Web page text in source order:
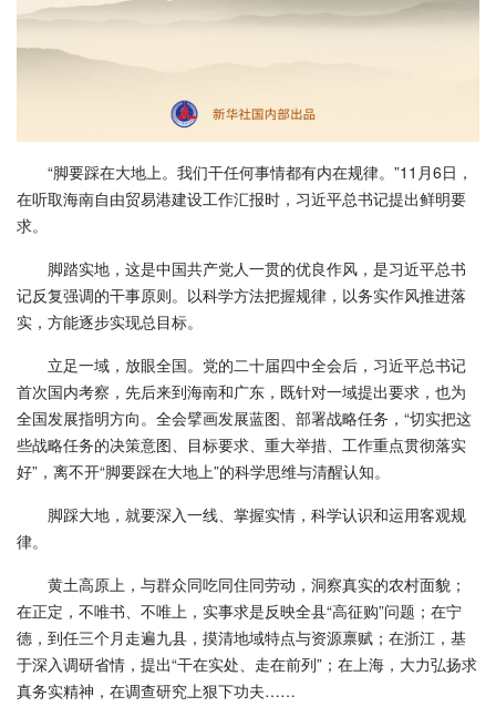
“脚要踩在大地上。我们干任何事情都有内在规律。”11月6日，
在听取海南自由贸易港建设工作汇报时，习近平总书记提出鲜明要
求。
脚踏实地，这是中国共产党人一贯的优良作风，是习近平总书
记反复强调的干事原则。以科学方法把握规律，以务实作风推进落
实，方能逐步实现总目标。
立足一域，放眼全国。党的二十届四中全会后，习近平总书记
首次国内考察，先后来到海南和广东，既针对一域提出要求，也为
全国发展指明方向。全会擘画发展蓝图、部署战略任务，“切实把这
些战略任务的决策意图、目标要求、重大举措、工作重点贯彻落实
好”，离不开“脚要踩在大地上”的科学思维与清醒认知。
脚踩大地，就要深入一线、掌握实情，科学认识和运用客观规
律。
黄土高原上，与群众同吃同住同劳动，洞察真实的农村面貌；
在正定，不唯书、不唯上，实事求是反映全县“高征购”问题；在宁
德，到任三个月走遍九县，摸清地域特点与资源禀赋；在浙江，基
于深入调研省情，提出“干在实处、走在前列”；在上海，大力弘扬求
真务实精神，在调查研究上狠下功夫……